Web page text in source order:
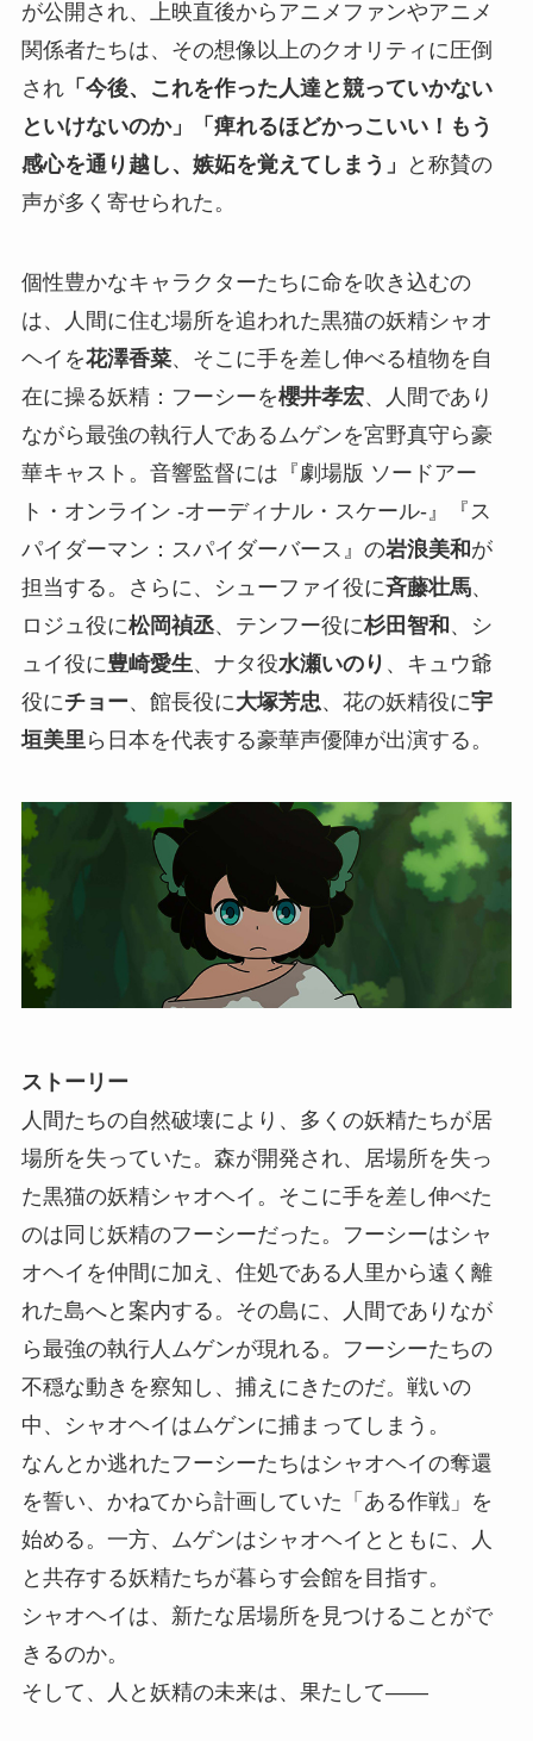
が公開され、上映直後からアニメファンやアニメ
関係者たちは、その想像以上のクオリティに圧倒
され「今後、これを作った人達と競っていかない
といけないのか」「痺れるほどかっこいい！もう
感心を通り越し、嫉妬を覚えてしまう」
と称賛の
声が多く寄せられた。
個性豊かなキャラクターたちに命を吹き込むの
は、人間に住む場所を追われた黒猫の妖精シャオ
ヘイを花澤香菜、そこに手を差し伸べる植物を自
在に操る妖精：フーシーを櫻井孝宏、人間であり
ながら最強の執行人であるムゲンを宮野真守ら豪
華キャスト。音響監督には『劇場版 ソードアー
ト・オンライン -オーディナル・スケール-』『ス
パイダーマン：スパイダーバース』の岩浪美和 が
担当する。さらに、シューファイ役に斉藤壮馬、
ロジュ役に松岡禎丞、テンフー役に杉田智和 、シ
ュイ役に豊崎愛生、ナタ役水瀬いのり 、キュウ爺
役にチョー、館長役に大塚芳忠、花の妖精役に宇
垣美里ら日本を代表する豪華声優陣が出演する。
ストーリー
人間たちの自然破壊により、多くの妖精たちが居
場所を失っていた。森が開発され、居場所を失っ
た黒猫の妖精シャオヘイ。そこに手を差し伸べた
のは同じ妖精のフーシーだった。フーシーはシャ
オヘイを仲間に加え、住処である人里から遠く離
れた島へと案内する。その島に、人間でありなが
ら最強の執行人ムゲンが現れる。フーシーたちの
不穏な動きを察知し、捕えにきたのだ。戦いの
中、シャオヘイはムゲンに捕まってしまう。
なんとか逃れたフーシーたちはシャオヘイの奪還
を誓い、かねてから計画していた「ある作戦」を
始める。一方、ムゲンはシャオヘイとともに、人
と共存する妖精たちが暮らす会館を目指す。
シャオヘイは、新たな居場所を見つけることがで
きるのか。
そして、人と妖精の未来は、果たして――